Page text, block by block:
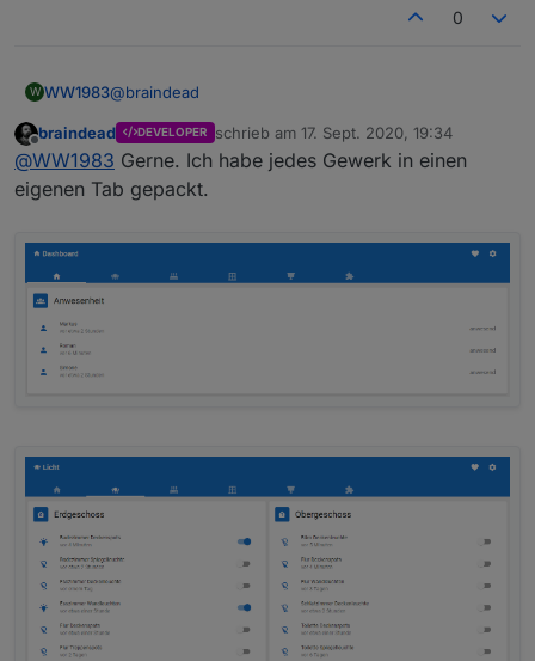
0
W WW1983@braindead
Könntest du vielleicht deine fertige Oberfläche
zeigen?
Offline
braindead DEVELOPER schrieb am 17. Sept. 2020, 19:34
zuletzt editiert von
@WW1983 Gerne. Ich habe jedes Gewerk in einen
eigenen Tab gepackt.